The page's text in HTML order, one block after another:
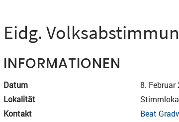
Eidg.
INFORMATIONEN
Datum
8. Februar
Lokalität
Kontakt
Beat